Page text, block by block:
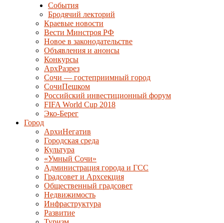
События
Бродячий лекторий
Краевые новости
Вести Минстроя РФ
Новое в законодательстве
Объявления и анонсы
Конкурсы
АрхРазрез
Сочи — гостеприимный город
СочиПешком
Российский инвестиционный форум
FIFA World Cup 2018
Эко-Берег
Город
АрхиНегатив
Городская среда
Культура
«Умный Сочи»
Администрация города и ГСС
Градсовет и Архсекция
Общественный градсовет
Недвижимость
Инфраструктура
Развитие